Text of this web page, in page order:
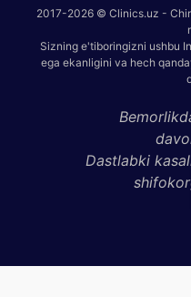
2017-2026 © Clinics.uz -
Sizning e'tiboringizni ushbu
ega ekanligini va hech
Dastlabki